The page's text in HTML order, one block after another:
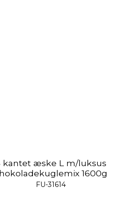
kantet æske L m/luksus
1600g
FU-31614